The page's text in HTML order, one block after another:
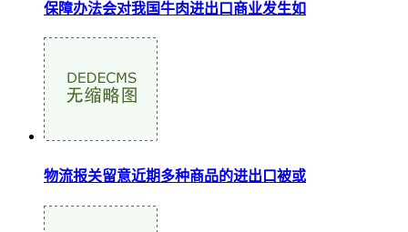
保障办法会对我国牛肉进出口商业发生如
物流报关留意近期多种商品的进出口被或